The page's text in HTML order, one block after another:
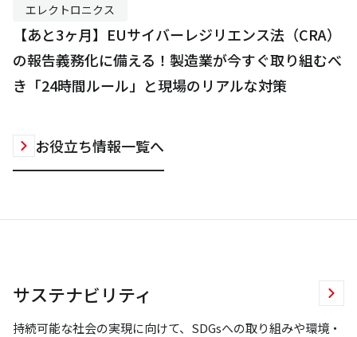
エレクトロニクス
【あと3ヶ月】EUサイバーレジリエンス法（CRA）
の報告義務化に備える！製造業が今すぐ取り組むべ
き「24時間ルール」と現場のリアルな対策
お役立ち情報一覧へ
サステナビリティ
持続可能な社会の実現に向けて、SDGsへの取り組みや環境・